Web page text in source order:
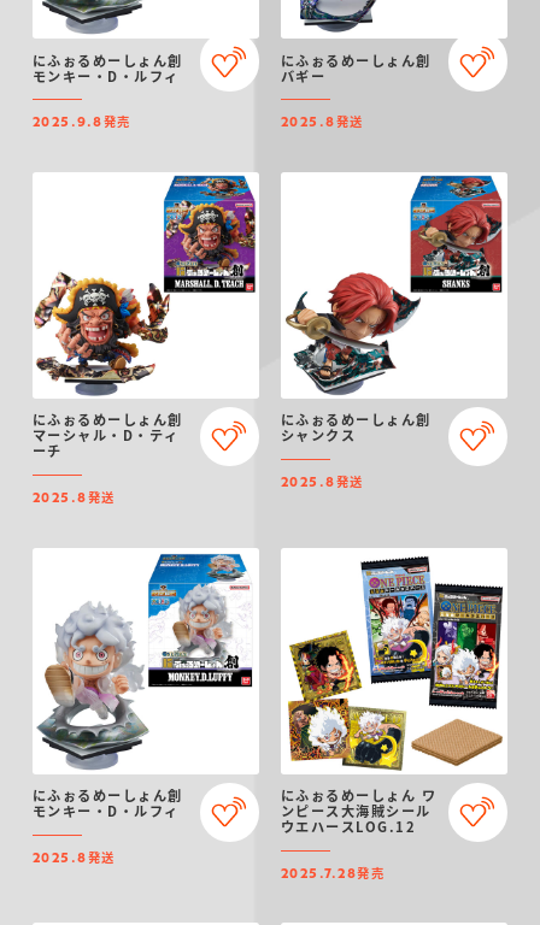
にふぉるめーしょん創
モンキー・D・ルフィ
2025.9.8発売
にふぉるめーしょん創
バギー
2025.8発送
にふぉるめーしょん創
マーシャル・D・ティ
ーチ
2025.8発送
にふぉるめーしょん創
シャンクス
2025.8発送
にふぉるめーしょん創
モンキー・D・ルフィ
2025.8発送
にふぉるめーしょん ワ
ンピース大海賊シール
ウエハースLOG.12
2025.7.28発売